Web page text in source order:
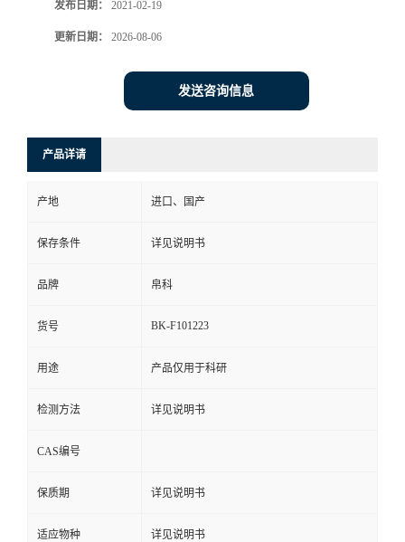
发布日期： 2021-02-19
更新日期： 2026-08-06
发送咨询信息
产品详请
产地 进口、国产
保存条件 详见说明书
品牌 帛科
货号 BK-F101223
用途 产品仅用于科研
检测方法 详见说明书
CAS编号
保质期 详见说明书
适应物种 详见说明书